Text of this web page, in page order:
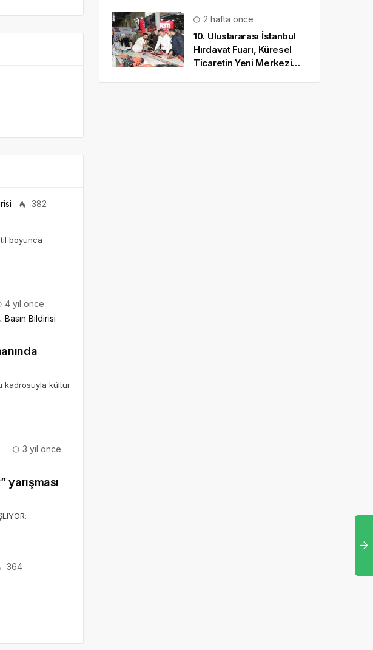
382
boyunca
4 yıl önce
Basın Bildirisi
kadrosuyla kültür
3 yıl önce
364
2 hafta önce
10. Uluslararası İstanbul
Hırdavat Fuarı, Küresel
Ticaretin Yeni Merkezi